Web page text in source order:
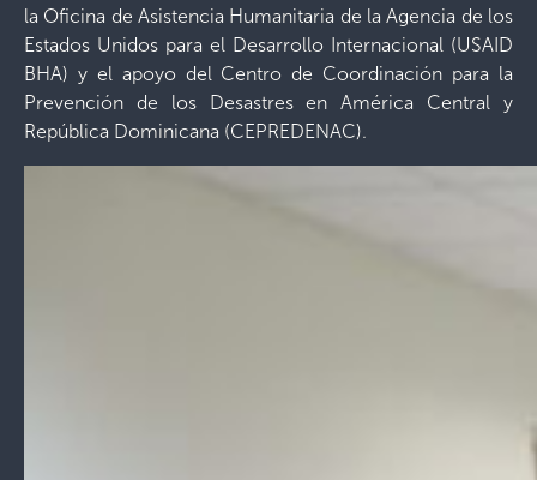
la Oficina de Asistencia Humanitaria de la Agencia de los
Estados Unidos para el Desarrollo Internacional (USAID
BHA) y el apoyo del Centro de Coordinación para la
Prevención de los Desastres en América Central y
República Dominicana (CEPREDENAC).